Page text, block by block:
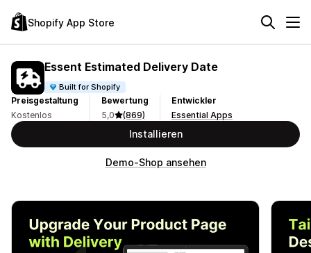
Shopify App Store
Essent Estimated Delivery Date
Built for Shopify
Preisgestaltung
Kostenlos
Bewertung
5,0
(869)
Entwickler
Essential Apps
Installieren
Demo-Shop ansehen